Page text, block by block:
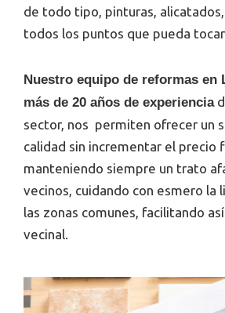
de todo tipo, pinturas,
todos los puntos que pueda
Nuestro equipo de reformas en
más de 20 años de experiencia
sector, nos permiten ofrecer un
calidad sin incrementar el precio
manteniendo siempre un trato
vecinos, cuidando con esmero la
las zonas comunes, facilitando
vecinal.